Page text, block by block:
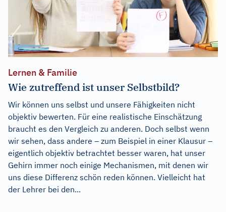
Lernen & Familie
Wie zutreffend ist unser Selbstbild?
Wir können uns selbst und unsere Fähigkeiten nicht
objektiv bewerten. Für eine realistische Einschätzung
braucht es den Vergleich zu anderen. Doch selbst wenn
wir sehen, dass andere – zum Beispiel in einer Klausur –
eigentlich objektiv betrachtet besser waren, hat unser
Gehirn immer noch einige Mechanismen, mit denen wir
uns diese Differenz schön reden können. Vielleicht hat
der Lehrer bei den...